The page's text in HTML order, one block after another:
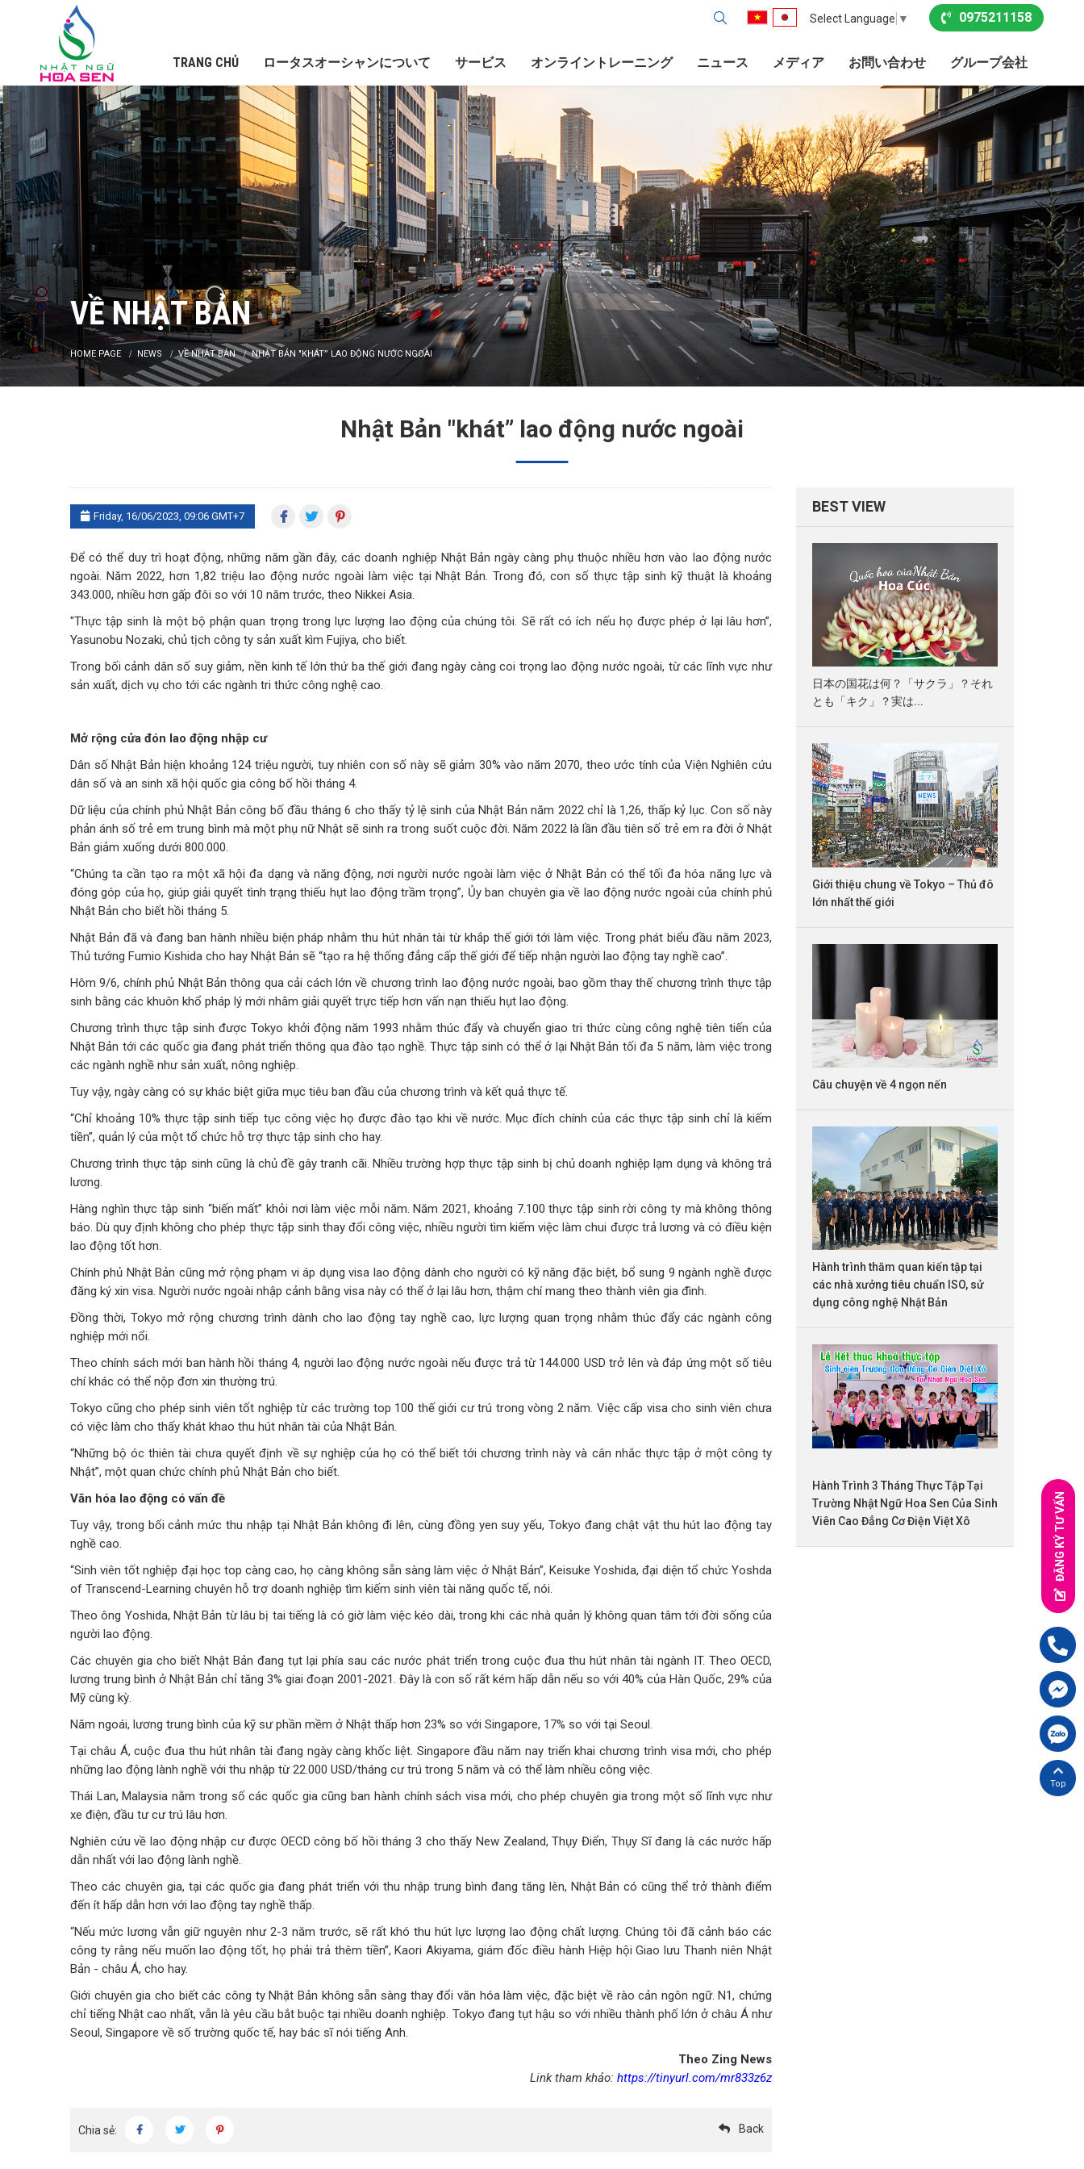
Select Language ▼ 0975211158
TRANG CHỦ ロータスオーシャンについて サービス オンライントレーニング ニュース メディア お問い合わせ グループ会社
VỀ NHẬT BẢN
HOME PAGE NEWS VỀ NHẬT BẢN NHẬT BẢN "KHÁT” LAO ĐỘNG NƯỚC NGOÀI
Nhật Bản "khát” lao động nước ngoài
Friday, 16/06/2023, 09:06 GMT+7
Để có thể duy trì hoạt động, những năm gần đây, các doanh nghiệp Nhật Bản ngày càng phụ thuộc nhiều hơn vào lao động nước
ngoài. Năm 2022, hơn 1,82 triệu lao động nước ngoài làm việc tại Nhật Bản. Trong đó, con số thực tập sinh kỹ thuật là khoảng
343.000, nhiều hơn gấp đôi so với 10 năm trước, theo Nikkei Asia.
"Thực tập sinh là một bộ phận quan trọng trong lực lượng lao động của chúng tôi. Sẽ rất có ích nếu họ được phép ở lại lâu hơn”,
Yasunobu Nozaki, chủ tịch công ty sản xuất kìm Fujiya, cho biết.
Trong bối cảnh dân số suy giảm, nền kinh tế lớn thứ ba thế giới đang ngày càng coi trọng lao động nước ngoài, từ các lĩnh vực như
sản xuất, dịch vụ cho tới các ngành tri thức công nghệ cao.
Mở rộng cửa đón lao động nhập cư
Dân số Nhật Bản hiện khoảng 124 triệu người, tuy nhiên con số này sẽ giảm 30% vào năm 2070, theo ước tính của Viện Nghiên cứu
dân số và an sinh xã hội quốc gia công bố hồi tháng 4.
Dữ liệu của chính phủ Nhật Bản công bố đầu tháng 6 cho thấy tỷ lệ sinh của Nhật Bản năm 2022 chỉ là 1,26, thấp kỷ lục. Con số này
phản ánh số trẻ em trung bình mà một phụ nữ Nhật sẽ sinh ra trong suốt cuộc đời. Năm 2022 là lần đầu tiên số trẻ em ra đời ở Nhật
Bản giảm xuống dưới 800.000.
“Chúng ta cần tạo ra một xã hội đa dạng và năng động, nơi người nước ngoài làm việc ở Nhật Bản có thể tối đa hóa năng lực và
đóng góp của họ, giúp giải quyết tình trạng thiếu hụt lao động trầm trọng”, Ủy ban chuyên gia về lao động nước ngoài của chính phủ
Nhật Bản cho biết hồi tháng 5.
Nhật Bản đã và đang ban hành nhiều biện pháp nhằm thu hút nhân tài từ khắp thế giới tới làm việc. Trong phát biểu đầu năm 2023,
Thủ tướng Fumio Kishida cho hay Nhật Bản sẽ “tạo ra hệ thống đẳng cấp thế giới để tiếp nhận người lao động tay nghề cao”.
Hôm 9/6, chính phủ Nhật Bản thông qua cải cách lớn về chương trình lao động nước ngoài, bao gồm thay thế chương trình thực tập
sinh bằng các khuôn khổ pháp lý mới nhằm giải quyết trực tiếp hơn vấn nạn thiếu hụt lao động.
Chương trình thực tập sinh được Tokyo khởi động năm 1993 nhằm thúc đẩy và chuyển giao tri thức cùng công nghệ tiên tiến của
Nhật Bản tới các quốc gia đang phát triển thông qua đào tạo nghề. Thực tập sinh có thể ở lại Nhật Bản tối đa 5 năm, làm việc trong
các ngành nghề như sản xuất, nông nghiệp.
Tuy vậy, ngày càng có sự khác biệt giữa mục tiêu ban đầu của chương trình và kết quả thực tế.
“Chỉ khoảng 10% thực tập sinh tiếp tục công việc họ được đào tạo khi về nước. Mục đích chính của các thực tập sinh chỉ là kiếm
tiền”, quản lý của một tổ chức hỗ trợ thực tập sinh cho hay.
Chương trình thực tập sinh cũng là chủ đề gây tranh cãi. Nhiều trường hợp thực tập sinh bị chủ doanh nghiệp lạm dụng và không trả
lương.
Hàng nghìn thực tập sinh “biến mất” khỏi nơi làm việc mỗi năm. Năm 2021, khoảng 7.100 thực tập sinh rời công ty mà không thông
báo. Dù quy định không cho phép thực tập sinh thay đổi công việc, nhiều người tìm kiếm việc làm chui được trả lương và có điều kiện
lao động tốt hơn.
Chính phủ Nhật Bản cũng mở rộng phạm vi áp dụng visa lao động dành cho người có kỹ năng đặc biệt, bổ sung 9 ngành nghề được
đăng ký xin visa. Người nước ngoài nhập cảnh bằng visa này có thể ở lại lâu hơn, thậm chí mang theo thành viên gia đình.
Đồng thời, Tokyo mở rộng chương trình dành cho lao động tay nghề cao, lực lượng quan trọng nhằm thúc đẩy các ngành công
nghiệp mới nổi.
Theo chính sách mới ban hành hồi tháng 4, người lao động nước ngoài nếu được trả từ 144.000 USD trở lên và đáp ứng một số tiêu
chí khác có thể nộp đơn xin thường trú.
Tokyo cũng cho phép sinh viên tốt nghiệp từ các trường top 100 thế giới cư trú trong vòng 2 năm. Việc cấp visa cho sinh viên chưa
có việc làm cho thấy khát khao thu hút nhân tài của Nhật Bản.
“Những bộ óc thiên tài chưa quyết định về sự nghiệp của họ có thể biết tới chương trình này và cân nhắc thực tập ở một công ty
Nhật”, một quan chức chính phủ Nhật Bản cho biết.
Văn hóa lao động có vấn đề
Tuy vậy, trong bối cảnh mức thu nhập tại Nhật Bản không đi lên, cùng đồng yen suy yếu, Tokyo đang chật vật thu hút lao động tay
nghề cao.
“Sinh viên tốt nghiệp đại học top càng cao, họ càng không sẵn sàng làm việc ở Nhật Bản”, Keisuke Yoshida, đại diện tổ chức Yoshda
of Transcend-Learning chuyên hỗ trợ doanh nghiệp tìm kiếm sinh viên tài năng quốc tế, nói.
Theo ông Yoshida, Nhật Bản từ lâu bị tai tiếng là có giờ làm việc kéo dài, trong khi các nhà quản lý không quan tâm tới đời sống của
người lao động.
Các chuyên gia cho biết Nhật Bản đang tụt lại phía sau các nước phát triển trong cuộc đua thu hút nhân tài ngành IT. Theo OECD,
lương trung bình ở Nhật Bản chỉ tăng 3% giai đoạn 2001-2021. Đây là con số rất kém hấp dẫn nếu so với 40% của Hàn Quốc, 29% của
Mỹ cùng kỳ.
Năm ngoái, lương trung bình của kỹ sư phần mềm ở Nhật thấp hơn 23% so với Singapore, 17% so với tại Seoul.
Tại châu Á, cuộc đua thu hút nhân tài đang ngày càng khốc liệt. Singapore đầu năm nay triển khai chương trình visa mới, cho phép
những lao động lành nghề với thu nhập từ 22.000 USD/tháng cư trú trong 5 năm và có thể làm nhiều công việc.
Thái Lan, Malaysia nằm trong số các quốc gia cũng ban hành chính sách visa mới, cho phép chuyên gia trong một số lĩnh vực như
xe điện, đầu tư cư trú lâu hơn.
Nghiên cứu về lao động nhập cư được OECD công bố hồi tháng 3 cho thấy New Zealand, Thụy Điển, Thụy Sĩ đang là các nước hấp
dẫn nhất với lao động lành nghề.
Theo các chuyên gia, tại các quốc gia đang phát triển với thu nhập trung bình đang tăng lên, Nhật Bản có cũng thể trở thành điểm
đến ít hấp dẫn hơn với lao động tay nghề thấp.
“Nếu mức lương vẫn giữ nguyên như 2-3 năm trước, sẽ rất khó thu hút lực lượng lao động chất lượng. Chúng tôi đã cảnh báo các
công ty rằng nếu muốn lao động tốt, họ phải trả thêm tiền”, Kaori Akiyama, giám đốc điều hành Hiệp hội Giao lưu Thanh niên Nhật
Bản - châu Á, cho hay.
Giới chuyên gia cho biết các công ty Nhật Bản không sẵn sàng thay đổi văn hóa làm việc, đặc biệt về rào cản ngôn ngữ. N1, chứng
chỉ tiếng Nhật cao nhất, vẫn là yêu cầu bắt buộc tại nhiều doanh nghiệp. Tokyo đang tụt hậu so với nhiều thành phố lớn ở châu Á như
Seoul, Singapore về số trường quốc tế, hay bác sĩ nói tiếng Anh.
Theo Zing News
Link tham khảo: https://tinyurl.com/mr833z6z
Chia sẻ: Back
BEST VIEW
日本の国花は何？「サクラ」？それ
とも「キク」？実は...
Giới thiệu chung về Tokyo – Thủ đô
lớn nhất thế giới
Câu chuyện về 4 ngọn nến
Hành trình thăm quan kiến tập tại
các nhà xưởng tiêu chuẩn ISO, sử
dụng công nghệ Nhật Bản
Hành Trình 3 Tháng Thực Tập Tại
Trường Nhật Ngữ Hoa Sen Của Sinh
Viên Cao Đẳng Cơ Điện Việt Xô
ĐĂNG KÝ TƯ VẤN
Hotline:
Chát FB
Chát Zalo
Back top